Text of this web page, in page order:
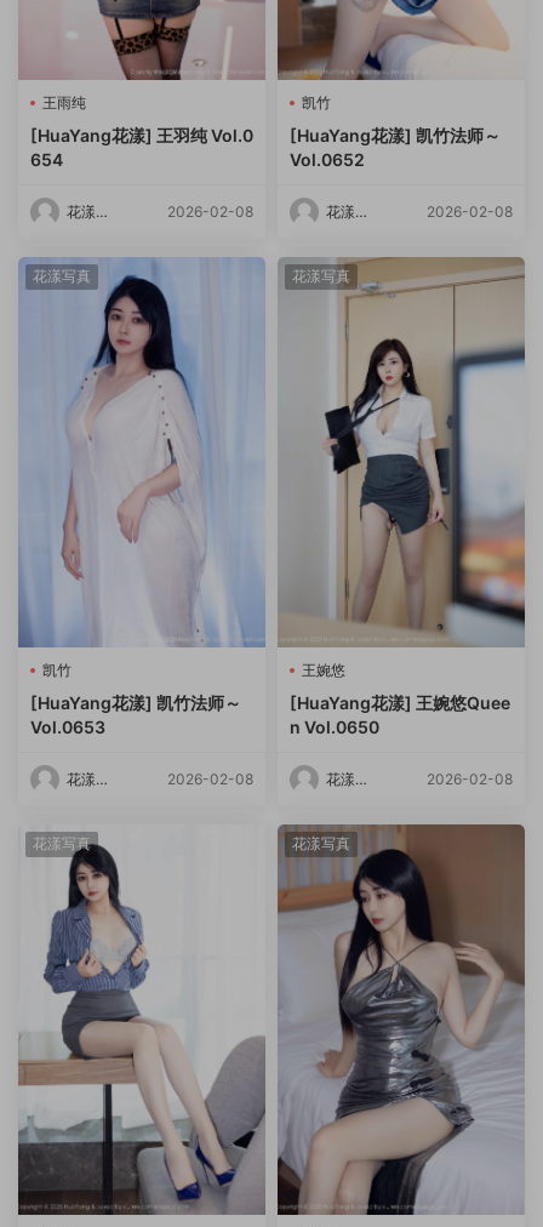
王雨纯
[HuaYang花漾] 王羽纯 Vol.0
654
花漾
2026-02-08
凯竹
[HuaYang花漾] 凯竹法师～
Vol.0652
花漾
2026-02-08
花漾写真
凯竹
[HuaYang花漾] 凯竹法师～
Vol.0653
花漾
2026-02-08
花漾写真
王婉悠
[HuaYang花漾] 王婉悠Quee
n Vol.0650
花漾
2026-02-08
花漾写真 花漾写真